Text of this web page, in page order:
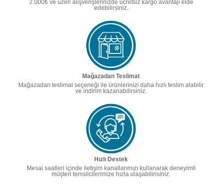
2.000₺ ve üzeri alışverişlerinizde ücretsiz kargo avantajı elde
edebilirsiniz.
Mağazadan Teslimat
Mağazadan teslimat seçeneği ile ürünlerinizi daha hızlı teslim alabilir
ve indirim kazanabilirsiniz.
Hızlı Destek
Mesai saatleri içinde iletişim kanallarımızı kullanarak deneyimli
müşteri temsilcilerimize hızla ulaşabilirisiniz.